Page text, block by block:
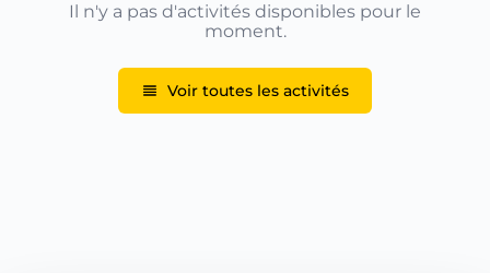
Il n'y a pas d'activités disponibles pour le
moment.
Voir toutes les activités